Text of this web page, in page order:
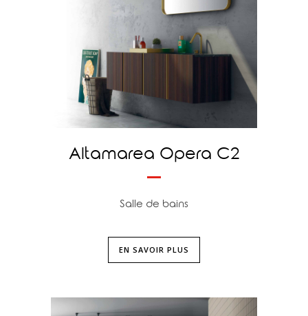
Altamarea Opera C2
Salle de bains
EN SAVOIR PLUS